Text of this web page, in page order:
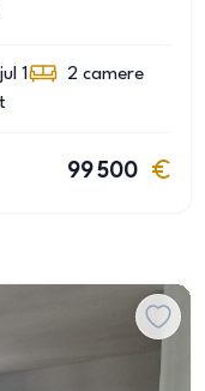
1 2 camere
99 500